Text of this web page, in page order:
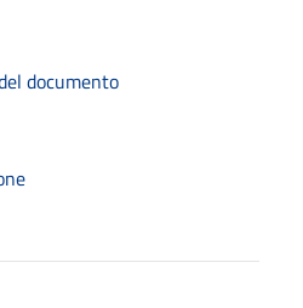
documento